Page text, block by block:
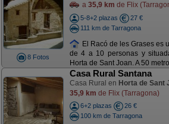
8 Fotos
a 35,9 km de Flix
5-8+2 plazas
27 €
111 km de Tarragona
El Racó de les Grases es
de 4 a 10 personas y
Horta de Sant Joan. A 50
Casa Rural Santana
Casa Rural en Horta de Sant
35,9 km de Flix (Tarragona)
6+2 plazas
26 €
100 km de Tarragona